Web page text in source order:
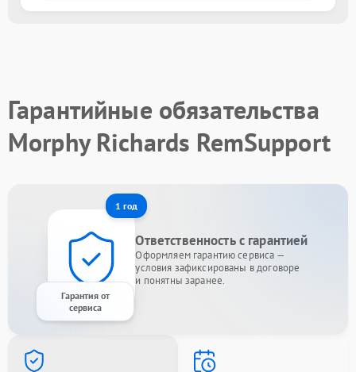
Гарантийные обязательства
Morphy Richards RemSupport
1 год
Гарантия от
сервиса
Ответственность с гарантией
Оформляем гарантию сервиса —
условия зафиксированы в договоре
и понятны заранее.